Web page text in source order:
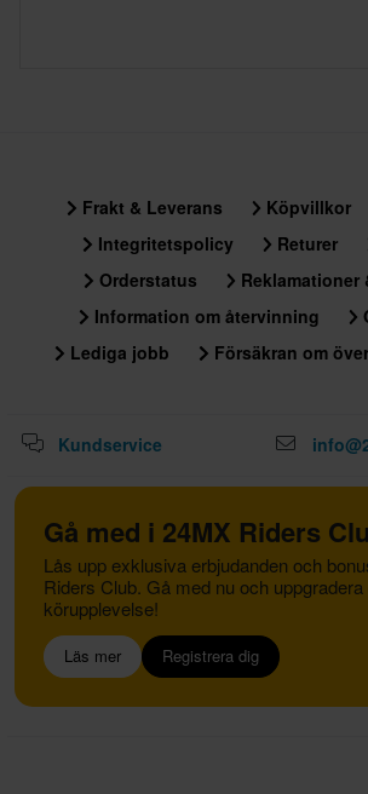
Frakt & Leverans Köpvillkor
Integritetspolicy
Returer
Orderstatus
Reklamationer
Information om återvinning
Lediga jobb
Försäkran om
Kundservice
Gå med i 24MX Riders
Lås upp exklusiva erbjudanden och
Riders Club. Gå med nu och uppgradera
körupplevelse!
Läs mer Registrera dig